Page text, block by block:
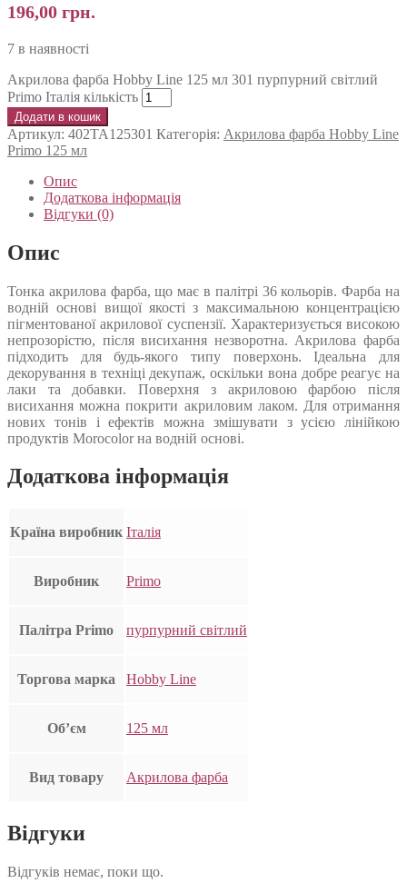
196,00 грн.
7 в наявності
Акрилова фарба Hobby Line 125 мл 301 пурпурний світлий
Primo Італія кількість
Додати в кошик
Артикул: 402TA125301 Категорія: Акрилова фарба Hobby Line
Primo 125 мл
Опис
Додаткова інформація
Відгуки (0)
Опис
Тонка акрилова фарба, що має в палітрі 36 кольорів. Фарба на
водній основі вищої якості з максимальною концентрацією
пігментованої акрилової суспензії. Характеризується високою
непрозорістю, після висихання незворотна. Акрилова фарба
підходить для будь-якого типу поверхонь. Ідеальна для
декорування в техніці декупаж, оскільки вона добре реагує на
лаки та добавки. Поверхня з акриловою фарбою після
висихання можна покрити акриловим лаком. Для отримання
нових тонів і ефектів можна змішувати з усією лінійкою
продуктів Morocolor на водній основі.
Додаткова інформація
Країна виробник Італія
Виробник Primo
Палітра Primo пурпурний світлий
Торгова марка Hobby Line
Об’єм 125 мл
Вид товару Акрилова фарба
Відгуки
Відгуків немає, поки що.